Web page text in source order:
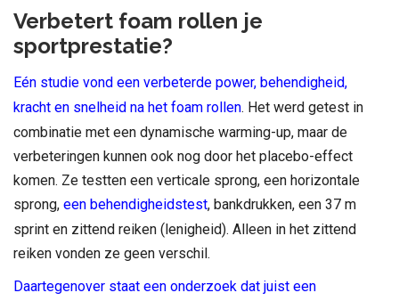
Verbetert foam rollen je
sportprestatie?
Eén studie vond een verbeterde power, behendigheid,
kracht en snelheid na het foam rollen. Het werd getest in
combinatie met een dynamische warming-up, maar de
verbeteringen kunnen ook nog door het placebo-effect
komen. Ze testten een verticale sprong, een horizontale
sprong, een behendigheidstest, bankdrukken, een 37 m
sprint en zittend reiken (lenigheid). Alleen in het zittend
reiken vonden ze geen verschil.
Daartegenover staat een onderzoek dat juist een